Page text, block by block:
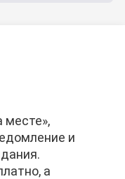
времени
заказ.
и
а
времени
заказ.
и
а